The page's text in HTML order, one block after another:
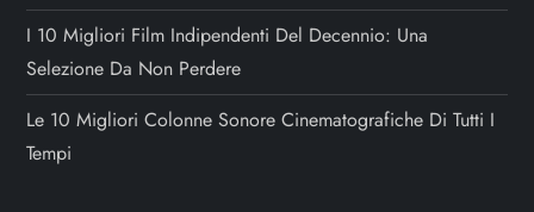
I 10 Migliori Film Indipendenti Del Decennio: Una
Selezione Da Non Perdere
Le 10 Migliori Colonne Sonore Cinematografiche Di Tutti I
Tempi